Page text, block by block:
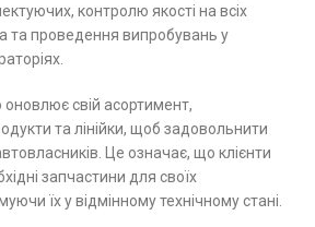
контролю якості на всіх
та проведення випробувань у
свій асортимент,
та лінійки, щоб задовольнити
Це означає, що клієнти
запчастини для своїх
їх у відмінному технічному стані.